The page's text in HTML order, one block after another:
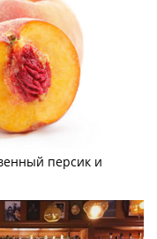
персик и